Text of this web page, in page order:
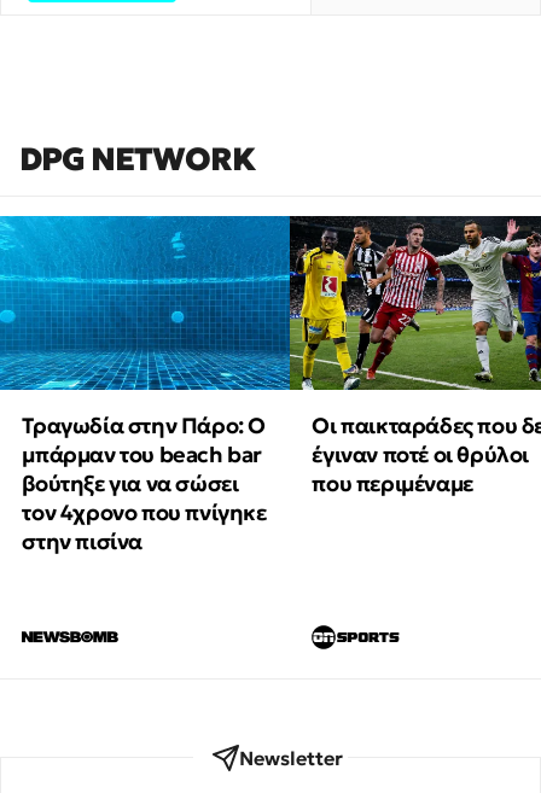
DPG NETWORK
Τραγωδία στην Πάρο: Ο
μπάρμαν του beach bar
βούτηξε για να σώσει
τον 4χρονο που πνίγηκε
στην πισίνα
Οι παικταράδες που
έγιναν ποτέ οι θρύλοι
που περιμέναμε
Newsletter